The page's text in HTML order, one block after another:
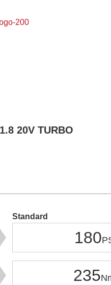
20V TURBO
Standard
180
235